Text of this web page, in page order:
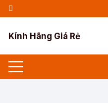
Chuyển
tới
dungKính Hãng Giá Rẻ